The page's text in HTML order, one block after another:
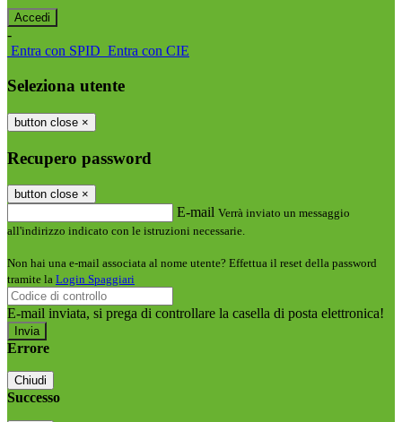
-
Entra con SPID Entra con CIE
Seleziona utente
button close ×
Recupero password
button close ×
E-mail Verrà inviato un messaggio
all'indirizzo indicato con le istruzioni necessarie.
Non hai una e-mail associata al nome utente? Effettua il reset della password
tramite la Login Spaggiari
E-mail inviata, si prega di controllare la casella di posta elettronica!
Errore
Chiudi
Successo